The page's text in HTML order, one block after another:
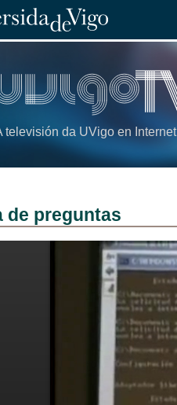
televisión da UVigo en Internet
de preguntas